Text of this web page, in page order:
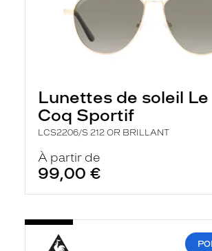
Lunettes de soleil Le
Coq Sportif
LCS2206/S 212 OR BRILLANT
À partir de
99,00 €